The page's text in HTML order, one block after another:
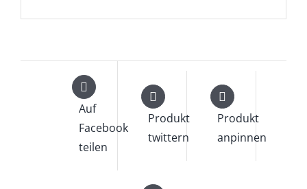
Auf
Facebook
teilen
Produkt
twittern
Produkt
anpinnen